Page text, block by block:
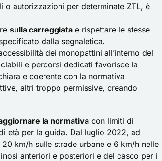
o autorizzazioni per determinate ZTL, è
sulla carreggiata e rispettare le stesse
dalla segnaletica.
dei monopattini all’interno del
e percorsi dedicati favorisce la
e coerente con la normativa
altri troppo permissive, creando
la normativa con limiti di
età per la guida. Dal luglio 2022, ad
km/h sulle strade urbane e 6 km/h nelle
anteriori e posteriori e del casco per i